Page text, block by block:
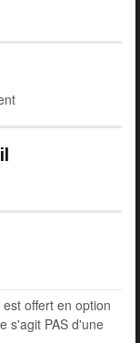
offert en option
s'agit PAS d'une